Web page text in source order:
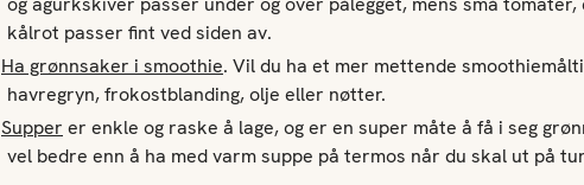
kålrot passer fint ved siden av.
Ha grønnsaker i smoothie. Vil du ha et mer mettende
havregryn, frokostblanding, olje eller nøtter.
Supper er enkle og raske å lage, og er en super måte å få i seg
vel bedre enn å ha med varm suppe på termos når du skal ut på